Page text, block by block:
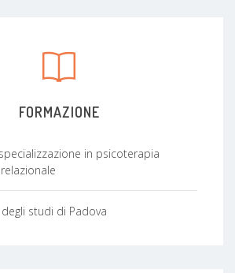
FORMAZIONE
in psicoterapia
studi di Padova